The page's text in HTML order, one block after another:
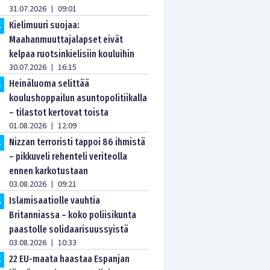
31.07.2026 | 09:01
Kielimuuri suojaa:
Maahanmuuttajalapset eivät
kelpaa ruotsinkielisiin kouluihin
30.07.2026 | 16:15
Heinäluoma selittää
koulushoppailun asuntopolitiikalla
– tilastot kertovat toista
01.08.2026 | 12:09
Nizzan terroristi tappoi 86 ihmistä
– pikkuveli rehenteli veriteolla
ennen karkotustaan
03.08.2026 | 09:21
Islamisaatiolle vauhtia
Britanniassa – koko poliisikunta
paastolle solidaarisuussyistä
03.08.2026 | 10:33
22 EU-maata haastaa Espanjan